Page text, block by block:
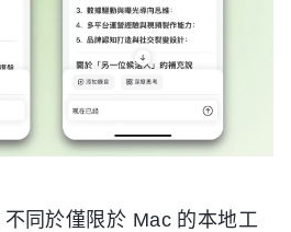
不同於僅限於 Mac 的本地工